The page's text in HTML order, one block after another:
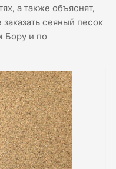
а также объяснят,
сеяный песок
Бору и по